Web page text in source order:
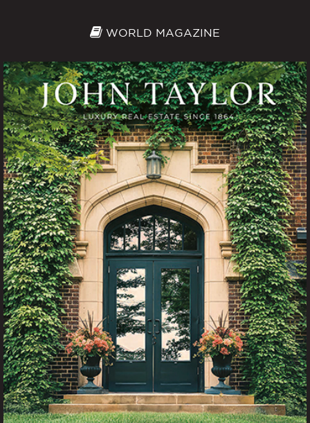
WORLD MAGAZINE